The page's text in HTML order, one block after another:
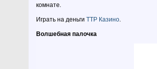
комнате.
Играть на деньги ТТР Казино.
Волшебная палочка